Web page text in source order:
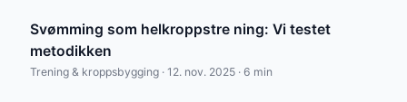
Svømming som helkroppstre ning: Vi testet
metodikken
Trening & kroppsbygging · 12. nov. 2025 · 6 min